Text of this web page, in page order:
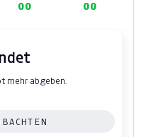
00 00
mehr abgeben.